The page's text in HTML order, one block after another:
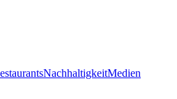
NachhaltigkeitMedien